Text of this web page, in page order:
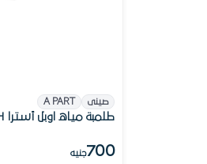
صينى A PART
طلمبة مياه اوبل أسترا H
700جنيه